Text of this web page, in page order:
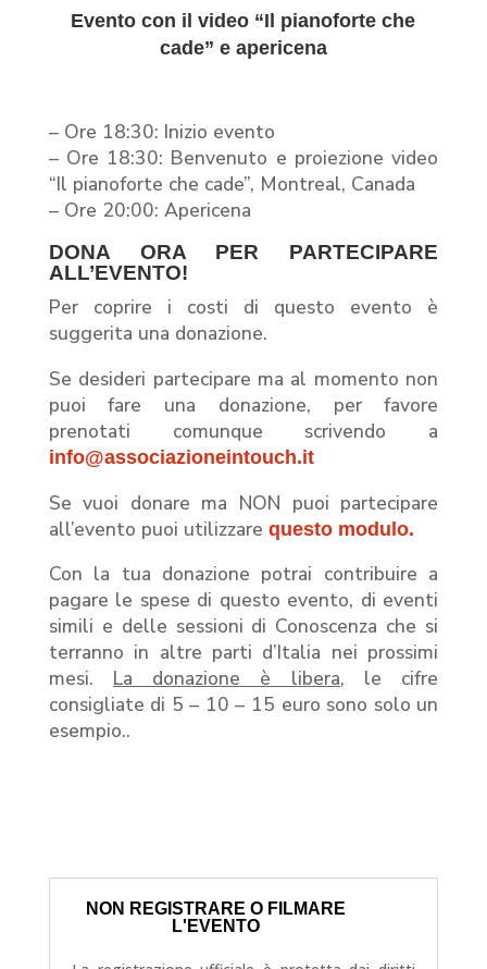
Evento con il video “Il pianoforte che
cade” e apericena
– Ore 18:30: Inizio evento
– Ore 18:30: Benvenuto e proiezione video
“Il pianoforte che cade”, Montreal, Canada
– Ore 20:00: Apericena
DONA ORA PER PARTECIPARE
ALL’EVENTO!
Per coprire i costi di questo evento è
suggerita una donazione.
Se desideri partecipare ma al momento non
puoi fare una donazione, per favore
prenotati comunque scrivendo a
info@associazioneintouch.it
Se vuoi donare ma NON puoi partecipare
all’evento puoi utilizzare questo modulo.
Con la tua donazione potrai contribuire a
pagare le spese di questo evento, di eventi
simili e delle sessioni di Conoscenza che si
terranno in altre parti d’Italia nei prossimi
mesi. La donazione è libera, le cifre
consigliate di 5 – 10 – 15 euro sono solo un
esempio..
NON REGISTRARE O FILMARE
L'EVENTO